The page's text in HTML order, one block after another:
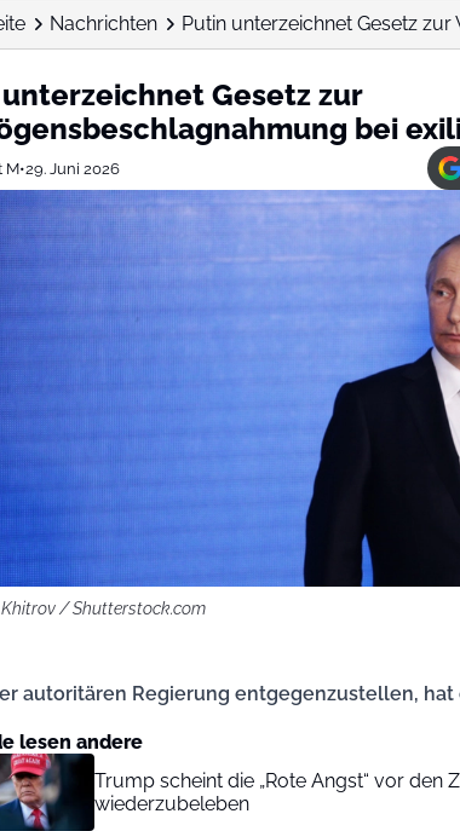
Nachrichten Putin unterzeichnet Gesetz
Gesetz zur
bei
M•29. Juni 2026
/ Shutterstock.com
autoritären Regierung entgegenzustellen, hat
lesen andere
Trump scheint die „Rote Angst“ vor den
wiederzubeleben